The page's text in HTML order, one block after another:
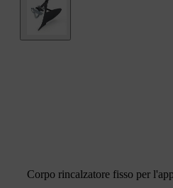
Corpo rincalzatore fisso per